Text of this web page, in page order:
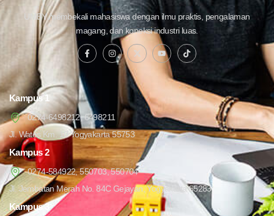
UMBY membekali mahasiswa dengan ilmu praktis, pengalaman
magang, dan koneksi industri luas.
Kampus 1
0274-6498212, 6498211
Jl. Wates Km. 10 Yogyakarta 55753
Kampus 2
0274-584922, 550703, 550704
Jl. Jembatan Merah No. 84C Gejayan, Yogyakarta 55283
Kampus 3